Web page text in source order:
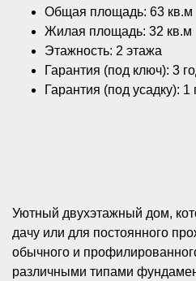
Общая площадь: 63 кв.м
Жилая площадь: 32 кв.м
Этажность: 2 этажа
Гарантия (под ключ): 3
Гарантия (под усадку): 1
Уютный двухэтажный дом,
дачу или для постоянного
обычного и
различными типами